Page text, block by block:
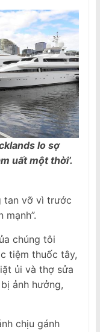
lo sợ
uất một thời’.
tan vỡ vì trước
chúng tôi
tiệm thuốc tây,
ủi và thợ sửa
ảnh hưởng,
chịu gánh